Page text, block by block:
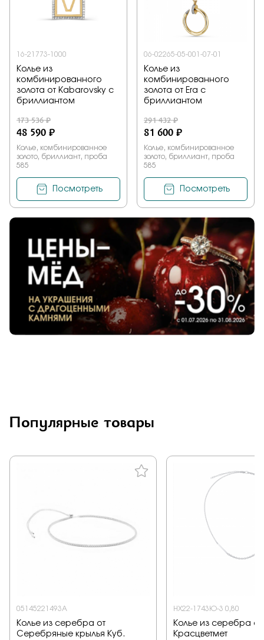
16-21773-1000
Колье из
комбинированного
золота от Kabarovsky с
бриллиантом
173 536 ₽
48 590 ₽
Колье, комбинированное
золото, бриллиант, проба
585
Посмотреть
06-02265-05-001-07-01
Колье из
комбинированного
золота от Era с
бриллиантом
291 432 ₽
81 600 ₽
Колье, комбинированное
золото, бриллиант, проба
585
Посмотреть
Популярные товары
05145221493A
Колье из серебра от
Серебряные крылья Куб.
НХ22-1743Ю-3 0,80
Колье из серебра от
Красцветмет
Заказать
Подтверждаю, что я ознакомлен и согласен с условиями
политики конфиденциальности
Отправить